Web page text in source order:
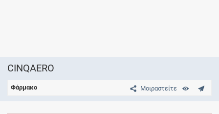
CINQAERO
Μοιραστείτε
Φάρμακο